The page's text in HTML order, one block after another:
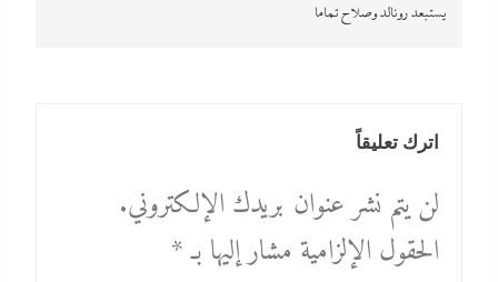
يستبعد رونالد وصلاح تماما
اترك تعليقاً
لن يتم نشر عنوان بريدك الإلكتروني.
الحقول الإلزامية مشار إليها بـ*